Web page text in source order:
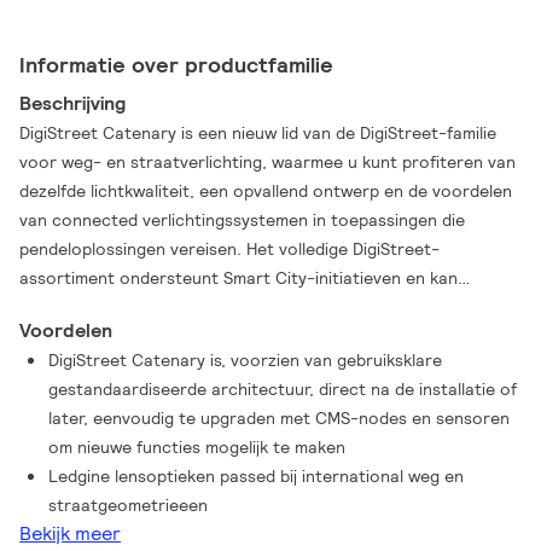
Informatie over productfamilie
Beschrijving
DigiStreet Catenary is een nieuw lid van de DigiStreet-familie
voor weg- en straatverlichting, waarmee u kunt profiteren van
dezelfde lichtkwaliteit, een opvallend ontwerp en de voordelen
van connected verlichtingssystemen in toepassingen die
pendeloplossingen vereisen. Het volledige DigiStreet-
assortiment ondersteunt Smart City-initiatieven en kan
jouw stad kan aanhaken bij bestaande en toekomstige
bedieningsmogelijkheden, sensoren en toepassingen zoals het
CityTouch-systeem voor verlichtingsbeheer op afstand.
Daarnaast kan elke armatuur geïdentificeerd worden met een
unieke code en via een app direct toegang krijgen tot de
armatuurconfiguratie, wat bewerkingen voor onderhoud en
programmering vereenvoudigt, in welke fase van de levensduur
een armatuur ook verkeert. Meer informatie?
Voordelen
DigiStreet Catenary is, voorzien van gebruiksklare
gestandaardiseerde architectuur, direct na de installatie of
later, eenvoudig te upgraden met CMS-nodes en sensoren
om nieuwe functies mogelijk te maken
Ledgine lensoptieken passed bij international weg en
straatgeometrieeen
Bekijk meer